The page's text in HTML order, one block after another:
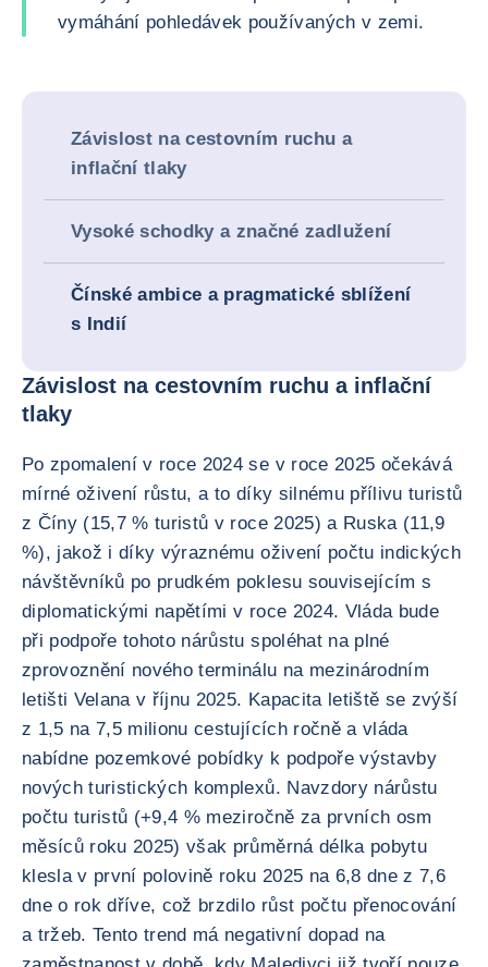
vymáhání pohledávek používaných v zemi.
Závislost na cestovním ruchu a
inflační tlaky
Vysoké schodky a značné zadlužení
Čínské ambice a pragmatické sblížení
s Indií
Závislost na cestovním ruchu a inflační
tlaky
Po zpomalení v roce 2024 se v roce 2025 očekává
mírné oživení růstu, a to díky silnému přílivu turistů
z Číny (15,7 % turistů v roce 2025) a Ruska (11,9
%), jakož i díky výraznému oživení počtu indických
návštěvníků po prudkém poklesu souvisejícím s
diplomatickými napětími v roce 2024. Vláda bude
při podpoře tohoto nárůstu spoléhat na plné
zprovoznění nového terminálu na mezinárodním
letišti Velana v říjnu 2025. Kapacita letiště se zvýší
z 1,5 na 7,5 milionu cestujících ročně a vláda
nabídne pozemkové pobídky k podpoře výstavby
nových turistických komplexů. Navzdory nárůstu
počtu turistů (+9,4 % meziročně za prvních osm
měsíců roku 2025) však průměrná délka pobytu
klesla v první polovině roku 2025 na 6,8 dne z 7,6
dne o rok dříve, což brzdilo růst počtu přenocování
a tržeb. Tento trend má negativní dopad na